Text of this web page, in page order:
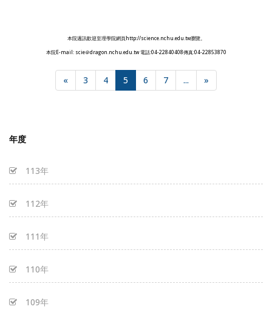
本院週訊歡迎至理學院網頁http://science.nchu.edu.tw瀏覽。
本院E-mail: scie＠dragon.nchu.edu.tw 電話:04-22840408傳真:04-22853870
« 3 4 5 6 7 ... »
年度
113年
112年
111年
110年
109年